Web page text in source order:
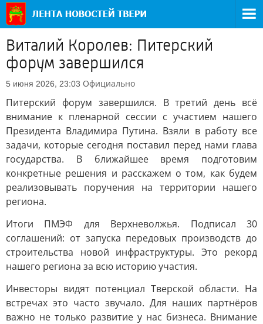
Виталий Королев: Питерский
форум завершился
5 июня 2026, 23:03 Официально
Питерский форум завершился. В третий день всё
внимание к пленарной сессии с участием нашего
Президента Владимира Путина. Взяли в работу все
задачи, которые сегодня поставил перед нами глава
государства. В ближайшее время подготовим
конкретные решения и расскажем о том, как будем
реализовывать поручения на территории нашего
региона.
Итоги ПМЭФ для Верхневолжья. Подписал 30
соглашений: от запуска передовых производств до
строительства новой инфраструктуры. Это рекорд
нашего региона за всю историю участия.
Инвесторы видят потенциал Тверской области. На
встречах это часто звучало. Для наших партнёров
важно не только развитие у нас бизнеса. Внимание